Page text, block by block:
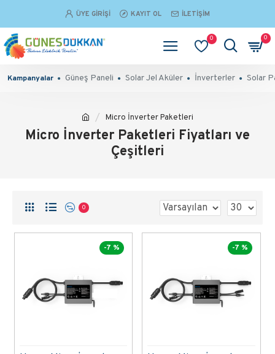
ÜYE GIRIŞI KAYIT OL İLETIŞIM
0 0
Kampanyalar Güneş Paneli Solar Jel Aküler İnverterler Solar
Micro İnverter Paketleri
Micro İnverter Paketleri Fiyatları ve
Çeşitleri
0
-7 % -7 %